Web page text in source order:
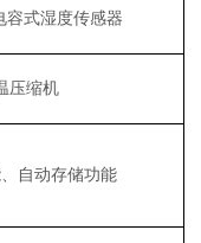
容式湿度传感器
压缩机
自动存储功能